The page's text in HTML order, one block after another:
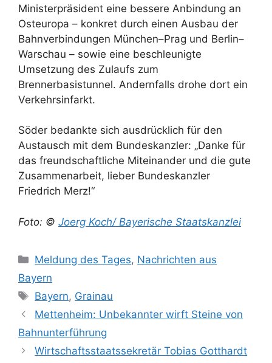
Ministerpräsident eine bessere Anbindung an
Osteuropa – konkret durch einen Ausbau der
Bahnverbindungen München–Prag und Berlin–
Warschau – sowie eine beschleunigte
Umsetzung des Zulaufs zum
Brennerbasistunnel. Andernfalls drohe dort ein
Verkehrsinfarkt.
Söder bedankte sich ausdrücklich für den
Austausch mit dem Bundeskanzler: „Danke für
das freundschaftliche Miteinander und die gute
Zusammenarbeit, lieber Bundeskanzler
Friedrich Merz!“
Foto: © Joerg Koch/ Bayerische Staatskanzlei
Kategorien
Meldung des Tages, Nachrichten aus
Bayern
Schlagwörter
Bayern, Grainau
Mettenheim: Unbekannter wirft Steine von
Bahnunterführung
Wirtschaftsstaatssekretär Tobias Gotthardt